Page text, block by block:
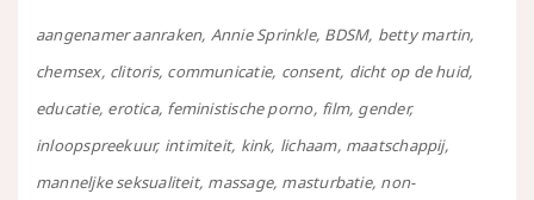
aangenamer aanraken Annie Sprinkle BDSM betty martin
chemsex clitoris communicatie consent dicht op de huid
educatie erotica feministische porno film gender
inloopspreekuur intimiteit kink lichaam maatschappij
manneljke seksualiteit massage masturbatie non-